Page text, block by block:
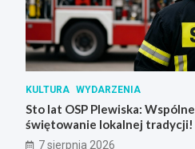
KULTURA WYDARZENIA
Sto lat OSP Plewiska: Wspólne
świętowanie lokalnej tradycji!
7 sierpnia 2026